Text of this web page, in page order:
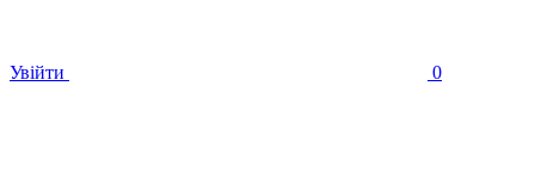
Увійти 0